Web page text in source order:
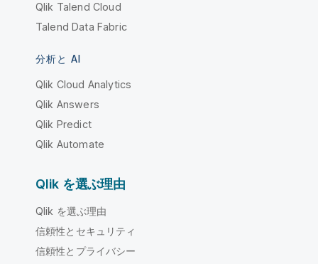
Qlik Talend Cloud
Talend Data Fabric
分析と AI
Qlik Cloud Analytics
Qlik Answers
Qlik Predict
Qlik Automate
Qlik を選ぶ理由
Qlik を選ぶ理由
信頼性とセキュリティ
信頼性とプライバシー